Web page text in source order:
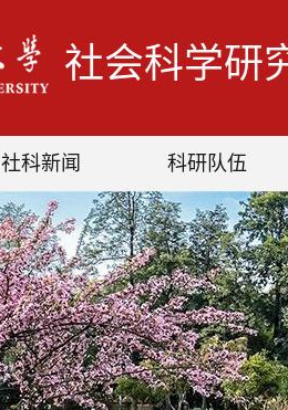
社会科学研
社科新闻 科研队伍